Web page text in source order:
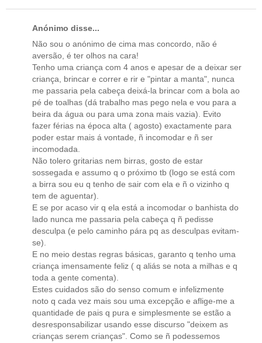
Anónimo disse...
Não sou o anónimo de cima mas concordo, não é
aversão, é ter olhos na cara!
Tenho uma criança com 4 anos e apesar de a deixar ser
criança, brincar e correr e rir e "pintar a manta", nunca
me passaria pela cabeça deixá-la brincar com a bola ao
pé de toalhas (dá trabalho mas pego nela e vou para a
beira da água ou para uma zona mais vazia). Evito
fazer férias na época alta ( agosto) exactamente para
poder estar mais á vontade, ñ incomodar e ñ ser
incomodada.
Não tolero gritarias nem birras, gosto de estar
sossegada e assumo q o próximo tb (logo se está com
a birra sou eu q tenho de sair com ela e ñ o vizinho q
tem de aguentar).
E se por acaso vir q ela está a incomodar o banhista do
lado nunca me passaria pela cabeça q ñ pedisse
desculpa (e pelo caminho pára pq as desculpas evitam-
se).
E no meio destas regras básicas, garanto q tenho uma
criança imensamente feliz ( q aliás se nota a milhas e q
toda a gente comenta).
Estes cuidados são do senso comum e infelizmente
noto q cada vez mais sou uma excepção e aflige-me a
quantidade de pais q pura e simplesmente se estão a
desresponsabilizar usando esse discurso "deixem as
crianças serem crianças". Como se ñ podessemos